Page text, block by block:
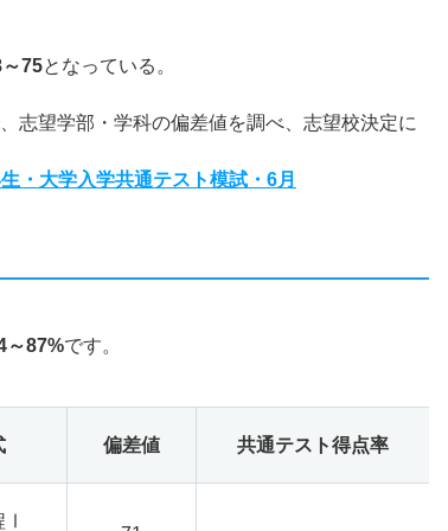
75となっている。
志望学部・学科の偏差値を調べ、志望校決定に
・大学入学共通テスト模試・6月
～87%です。
偏差値 共通テスト得点率
Ⅰ